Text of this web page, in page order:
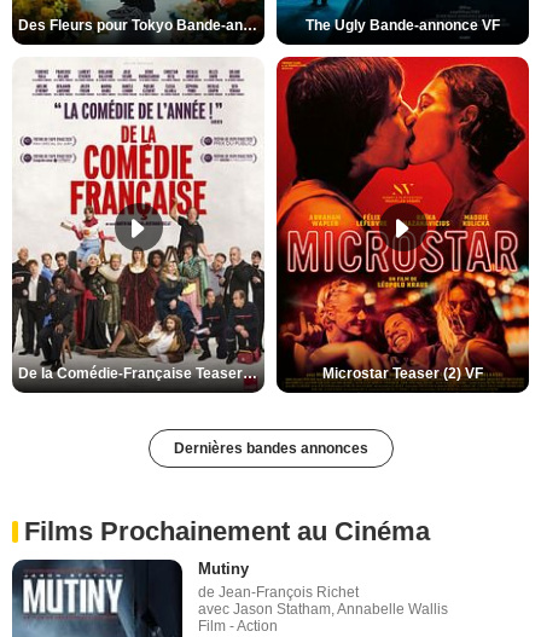
Des Fleurs pour Tokyo Bande-annonce VO STFR The Ugly Bande-annonce VF
De la Comédie-Française Teaser (3) VF Microstar Teaser (2) VF
Dernières bandes annonces
Films Prochainement au Cinéma
Mutiny
de Jean-François Richet
avec Jason Statham, Annabelle Wallis
Film - Action